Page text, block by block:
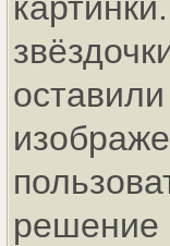
решение